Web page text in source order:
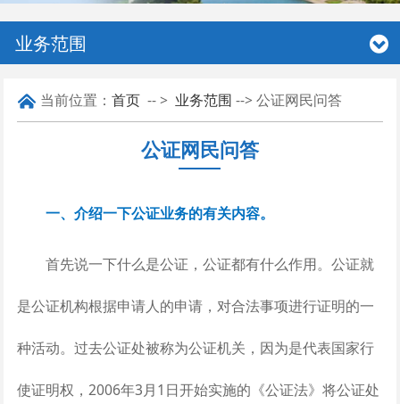
业务范围
当前位置： 首页-- > 业务范围 --> 公证网民问答
公证网民问答
一、介绍一下公证业务的有关内容。
首先说一下什么是公证，公证都有什么作用。公证就
是公证机构根据申请人的申请，对合法事项进行证明的一
种活动。过去公证处被称为公证机关，因为是代表国家行
使证明权，2006年3月1日开始实施的《公证法》将公证处